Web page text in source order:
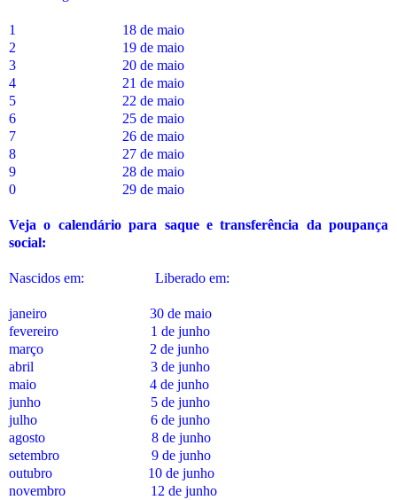
1
18 de maio
2
19 de maio
3
20 de maio
4
21 de maio
5
22 de maio
6
25 de maio
7
26 de maio
8
27 de maio
9
28 de maio
0
29 de maio
Veja o calendário para saque e transferência da poupança
social:
Nascidos em: Liberado em:
janeiro
30 de maio
fevereiro
1 de junho
março
2 de junho
abril
3 de junho
maio
4 de junho
junho
5 de junho
julho
6 de junho
agosto
8 de junho
setembro
9 de junho
outubro
10 de junho
novembro
12 de junho